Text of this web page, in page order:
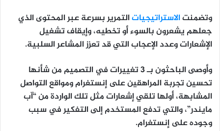
وتضمنتالاستراتيجياتالتمرير بسرعة عبر المحتوى الذي
جعلهم يشعرون بالسوء أو تخطيه، وإيقاف تشغيل
الإشعارات وعدد الإعجاب التي قد تعزز المشاعر السلبية.
وأوصى الباحثون بـ 3 تغييرات في التصميم من شأنها
تحسين تجربة المراهقين على إنستغرام ومواقع التواصل
المشابهة، أولها تلقي إشعارات مثل تلك الواردة من “آب
مايندر”، والتي تدفع المستخدم إلى التفكير في سبب
وجوده على إنستغرام.